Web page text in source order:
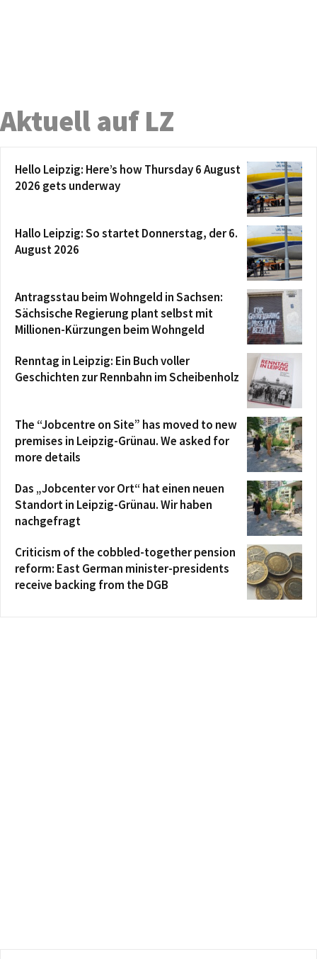
Aktuell auf LZ
Hello Leipzig: Here’s how Thursday 6 August
2026 gets underway
Hallo Leipzig: So startet Donnerstag, der 6.
August 2026
Antragsstau beim Wohngeld in Sachsen:
Sächsische Regierung plant selbst mit
Millionen-Kürzungen beim Wohngeld
Renntag in Leipzig: Ein Buch voller
Geschichten zur Rennbahn im Scheibenholz
The “Jobcentre on Site” has moved to new
premises in Leipzig-Grünau. We asked for
more details
Das „Jobcenter vor Ort“ hat einen neuen
Standort in Leipzig-Grünau. Wir haben
nachgefragt
Criticism of the cobbled-together pension
reform: East German minister-presidents
receive backing from the DGB